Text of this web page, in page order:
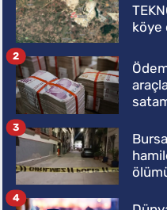
köye
2
3
4